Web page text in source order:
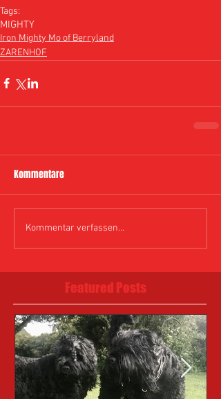
Tags:
MIGHTY
Iron Mighty Mo of Berryland
ZARENHOF
Kommentare
Kommentar verfassen...
Featured Posts